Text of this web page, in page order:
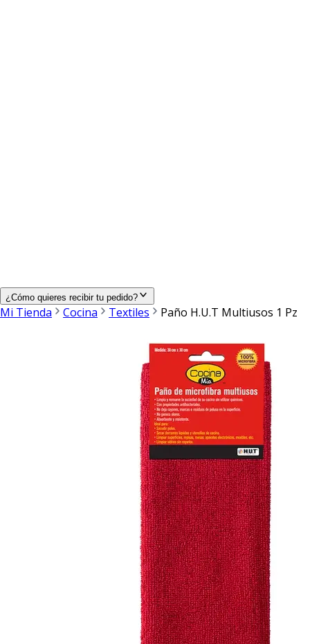
¿Cómo quieres recibir tu pedido?
Mi Tienda Cocina Textiles Paño H.U.T Multiusos 1 Pz